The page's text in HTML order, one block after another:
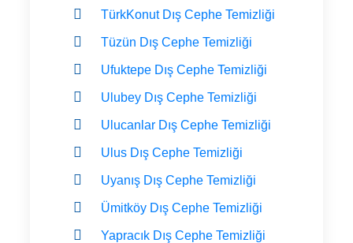
TürkKonut Dış Cephe Temizliği
Tüzün Dış Cephe Temizliği
Ufuktepe Dış Cephe Temizliği
Ulubey Dış Cephe Temizliği
Ulucanlar Dış Cephe Temizliği
Ulus Dış Cephe Temizliği
Uyanış Dış Cephe Temizliği
Ümitköy Dış Cephe Temizliği
Yapracık Dış Cephe Temizliği